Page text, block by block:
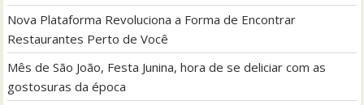
Nova Plataforma Revoluciona a Forma de Encontrar
Restaurantes Perto de Você
Mês de São João, Festa Junina, hora de se deliciar com as
gostosuras da época